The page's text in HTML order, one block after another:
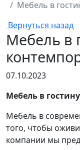
Мебель в
Вернуться назад
Мебель в
07.10.2023
Мебель в
Мебель в
того, чтобы
компании мы